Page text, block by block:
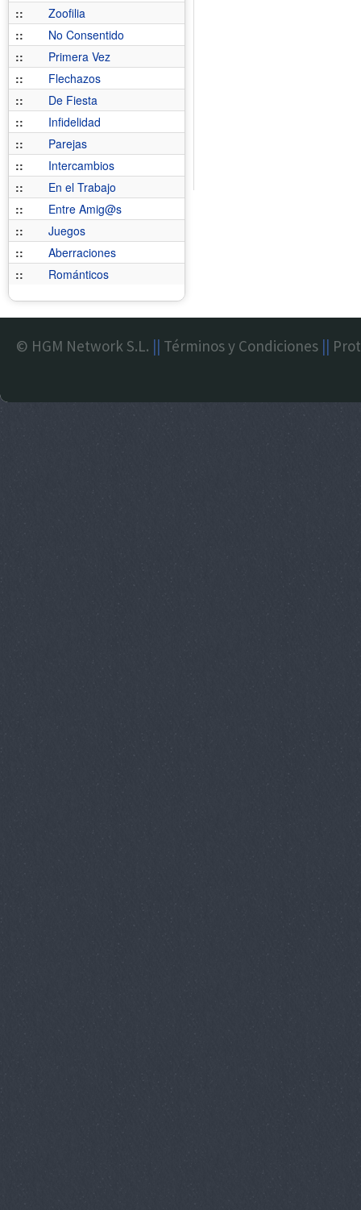
::
Zoofilia
::
No Consentido
::
Primera Vez
::
Flechazos
::
De Fiesta
::
Infidelidad
::
Parejas
::
Intercambios
::
En el Trabajo
::
Entre Amig@s
::
Juegos
::
Aberraciones
::
Románticos
© HGM Network S.L. || Términos y Condiciones ||